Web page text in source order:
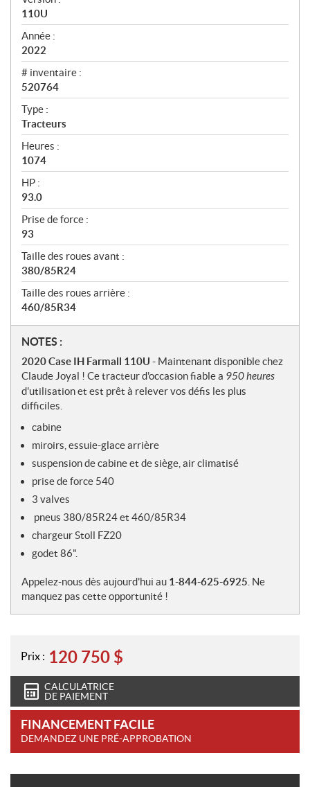
110U
Année :
2022
# inventaire :
520764
Type :
Tracteurs
Heures :
1074
HP :
93.0
Prise de force :
93
Taille des roues avant :
380/85R24
Taille des roues arrière :
460/85R34
N
o
t
e
s
NOTES :
2020 Case IH Farmall 110U - Maintenant disponible chez
Claude Joyal ! Ce tracteur d'occasion fiable a 950 heures
d'utilisation et est prêt à relever vos défis les plus
difficiles.
cabine
miroirs, essuie-glace arrière
suspension de cabine et de siège, air climatisé
prise de force 540
3 valves
pneus 380/85R24 et 460/85R34
chargeur Stoll FZ20
godet 86".
Appelez-nous dès aujourd'hui au 1-844-625-6925 . Ne
manquez pas cette opportunité !
Prix : 120 750 $
CALCULATRICE
DE PAIEMENT
FINANCEMENT FACILE
DEMANDEZ UNE PRÉ-APPROBATION